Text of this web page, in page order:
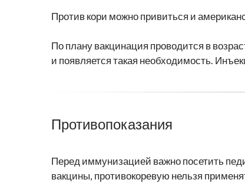
Против кори можно привиться и
По плану вакцинация проводится в
и появляется такая необходимость.
Противопоказания
Перед иммунизацией важно посетить
вакцины, противокоревую нельзя